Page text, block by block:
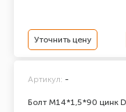
Уточнить цену
Болт М14*1,5*90 цинк
Артикул: -